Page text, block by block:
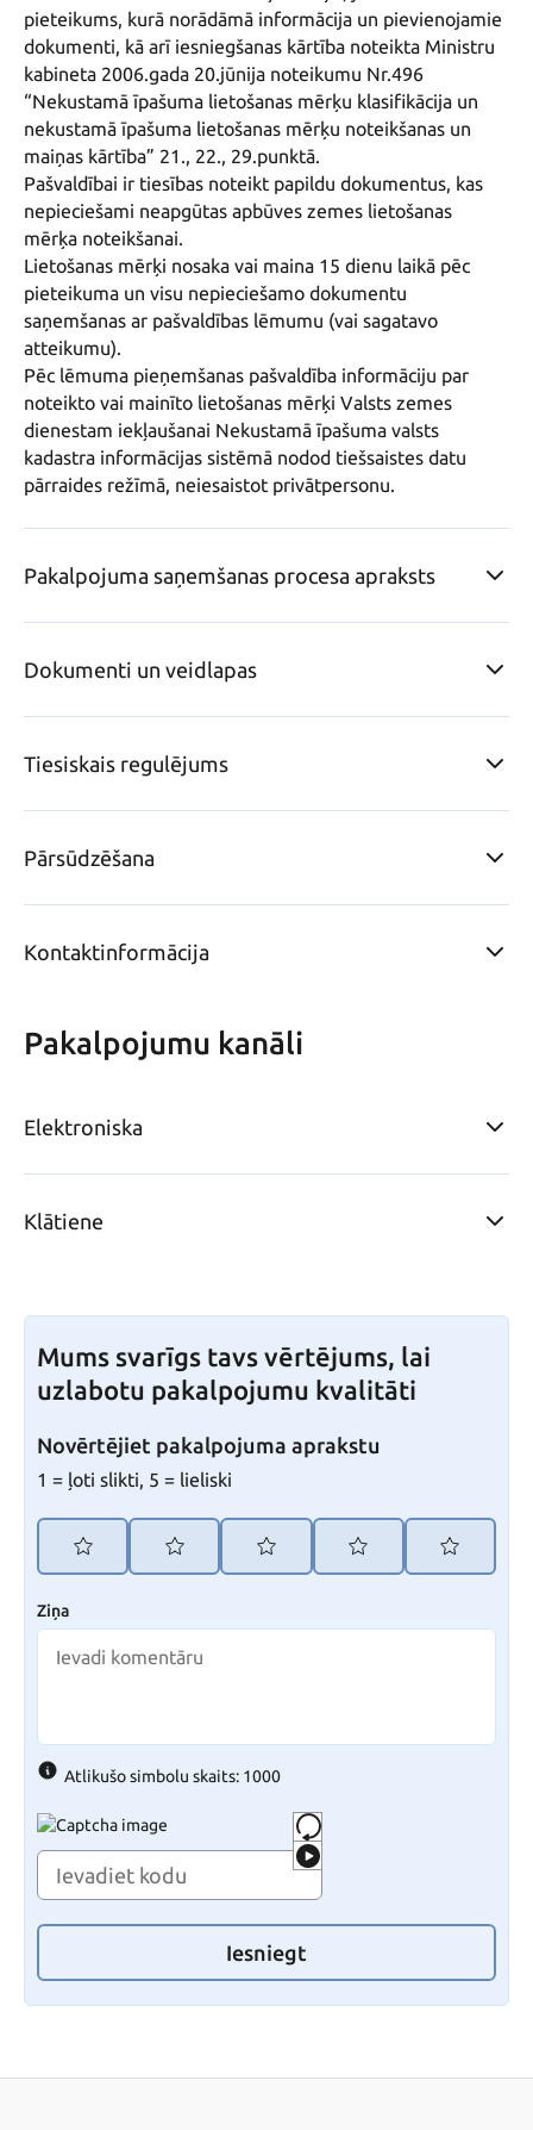
pieteikums, kurā norādāmā informācija un pievienojamie
dokumenti, kā arī iesniegšanas kārtība noteikta Ministru
kabineta 2006.gada 20.jūnija noteikumu Nr.496
“Nekustamā īpašuma lietošanas mērķu klasifikācija un
nekustamā īpašuma lietošanas mērķu noteikšanas un
maiņas kārtība” 21., 22., 29.punktā.
Pašvaldībai ir tiesības noteikt papildu dokumentus, kas
nepieciešami neapgūtas apbūves zemes lietošanas
mērķa noteikšanai.
Lietošanas mērķi nosaka vai maina 15 dienu laikā pēc
pieteikuma un visu nepieciešamo dokumentu
saņemšanas ar pašvaldības lēmumu (vai sagatavo
atteikumu).
Pēc lēmuma pieņemšanas pašvaldība informāciju par
noteikto vai mainīto lietošanas mērķi Valsts zemes
dienestam iekļaušanai Nekustamā īpašuma valsts
kadastra informācijas sistēmā nodod tiešsaistes datu
pārraides režīmā, neiesaistot privātpersonu.
Pakalpojuma saņemšanas procesa apraksts
Dokumenti un veidlapas
Tiesiskais regulējums
Pārsūdzēšana
Kontaktinformācija
Pakalpojumu kanāli
Elektroniska
Klātiene
Mums svarīgs tavs vērtējums, lai
uzlabotu pakalpojumu kvalitāti
Novērtējiet pakalpojuma aprakstu
1 = ļoti slikti, 5 = lieliski
Ziņa
Atlikušo simbolu skaits: 1000
Iesniegt